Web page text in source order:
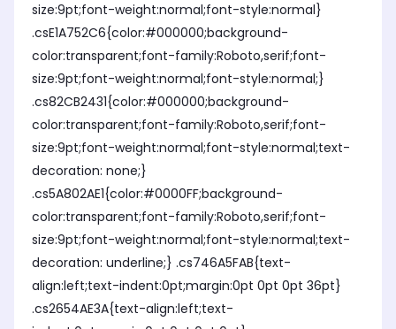
size:9pt;font-weight:normal;font-style:normal}
.csE1A752C6{color:#000000;background-
color:transparent;font-family:Roboto,serif;font-
size:9pt;font-weight:normal;font-style:normal;}
.cs82CB2431{color:#000000;background-
color:transparent;font-family:Roboto,serif;font-
size:9pt;font-weight:normal;font-style:normal;text-
decoration: none;}
.cs5A802AE1{color:#0000FF;background-
color:transparent;font-family:Roboto,serif;font-
size:9pt;font-weight:normal;font-style:normal;text-
decoration: underline;} .cs746A5FAB{text-
align:left;text-indent:0pt;margin:0pt 0pt 0pt 36pt}
.cs2654AE3A{text-align:left;text-